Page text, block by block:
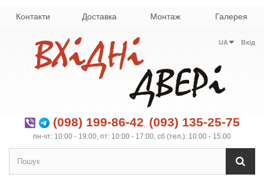
Контакти Доставка Монтаж Галерея
Вхід
UA
(098) 199-86-42, (093) 135-25-75
пн-чт: 10:00 - 19:00, пт: 10:00 - 17:00, сб (тел.): 10:00 - 15:00